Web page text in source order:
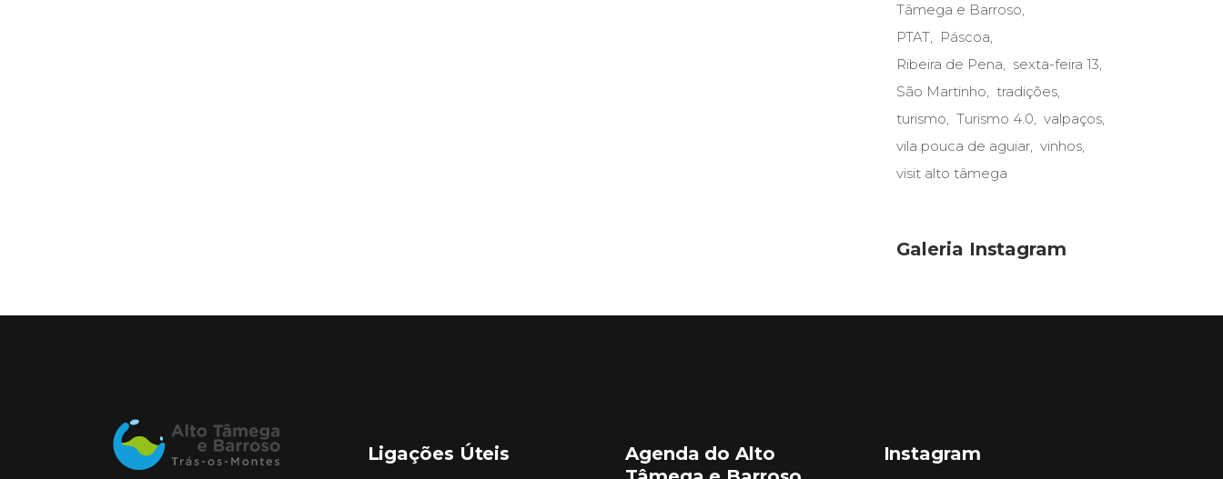
Tâmega e Barroso
PTAT
Páscoa
Ribeira de Pena
sexta-feira 13
São Martinho
tradições
turismo
Turismo 4.0
valpaços
vila pouca de aguiar
vinhos
visit alto tâmega
Galeria Instagram
Ligações Úteis
Agenda do Alto
Instagram